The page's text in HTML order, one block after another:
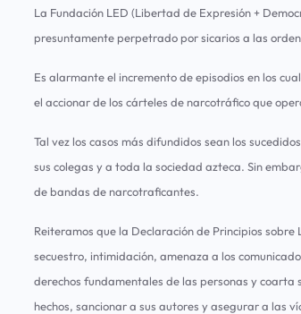
La Fundación LED (Libertad de Expresión +
presuntamente perpetrado por sicarios a las
Es alarmante el incremento de episodios en los
el accionar de los cárteles de narcotráfico que
Tal vez los casos más difundidos sean los
sus colegas y a toda la sociedad azteca. Sin
de bandas de narcotraficantes.
Reiteramos que la Declaración de Principios
secuestro, intimidación, amenaza a los
derechos fundamentales de las personas y
hechos, sancionar a sus autores y asegurar a las